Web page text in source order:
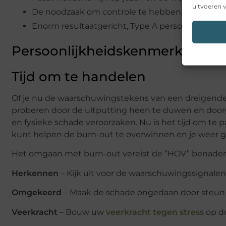
uitvoeren
De noodzaak om controle te hebben;
Enorm resultaatgericht, Type A persoonlijkheid
Persoonlijkheidskenmerken
Tijd om te handelen
Of je nu de waarschuwingstekens van een
proberen door de uitputting heen te duwen en
en fysieke schade veroorzaken. Nu is het tijd om te
kunt helpen de burn-out te overwinnen en je weer
Het omgaan met burn-out vereist de “HOV”
Herkennen – Kijk uit voor de
Omgekeerd – Maak de schade ongedaan door
Veerkracht – Bouw uw veerkracht tegen stress op